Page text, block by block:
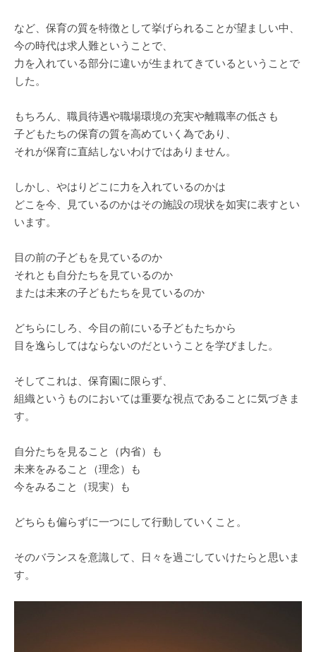
など、保育の質を特徴として挙げられることが望ましい中、
今の時代は求人難ということで、
力を入れている部分に違いが生まれてきているということで
した。
もちろん、職員待遇や職場環境の充実や離職率の低さも
子どもたちの保育の質を高めていく為であり、
それが保育に直結しないわけではありません。
しかし、やはりどこに力を入れているのかは
どこを今、見ているのかはその施設の現状を如実に表すとい
います。
目の前の子どもを見ているのか
それとも自分たちを見ているのか
または未来の子どもたちを見ているのか
どちらにしろ、今目の前にいる子どもたちから
目を逸らしてはならないのだということを学びました。
そしてこれは、保育園に限らず、
組織というものにおいては重要な視点であることに気づきま
す。
自分たちを見ること（内省）も
未来をみること（理念）も
今をみること（現実）も
どちらも偏らずに一つにして行動していくこと。
そのバランスを意識して、日々を過ごしていけたらと思いま
す。